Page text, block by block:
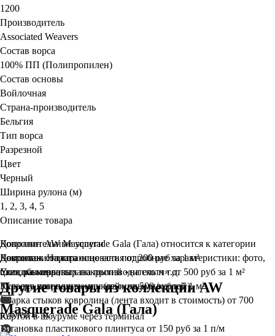
1200
Производитель
Associated Weavers
Состав ворса
100% ПП (Полипропилен)
Состав основы
Войлочная
Страна-производитель
Бельгия
Тип ворса
Разрезной
Цвет
Черный
Ширина рулона (м)
1, 2, 3, 4, 5
Описание товара
Ковролин AW Masquerade Gala (Гала) относится к категории
Ковролин. На странице есть подробные характеристики: фото,
цвет, размеры, страна производитель и т.д.
Дополнительные услуги
Демонтаж старого основания от 200 руб за 1 м²
Укладка ковровых покрытий «на скотч» от 500 руб за 1 м²
Укладка ковролина «на клей» от 500 рублей 1 м²
Сварка стыков ковролина (лента входит в стоимость) от 700
рублей п. м.
Установка пластикового плинтуса от 150 руб за 1 п/м
Доставка и оплата
Способы оплаты
Курьеру при получении (наличными/картой)
Картой в шоуруме через терминал
Другие товары из коллекции AW
Masquerade Gala (Гала)